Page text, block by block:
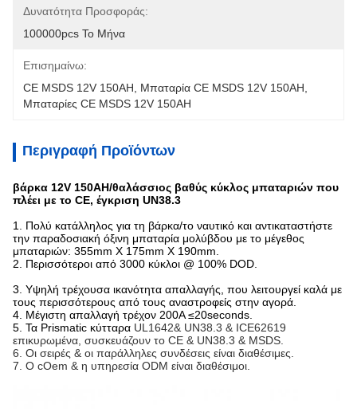
Δυνατότητα Προσφοράς:
100000pcs Το Μήνα
Επισημαίνω:
CE MSDS 12V 150AH
Μπαταρία CE MSDS 12V 150AH
Μπαταρίες CE MSDS 12V 150AH
Περιγραφή Προϊόντων
βάρκα 12V 150AH/θαλάσσιος βαθύς κύκλος μπαταριών που
πλέει με το CE, έγκριση UN38.3
1. Πολύ κατάλληλος για τη βάρκα/το ναυτικό και αντικαταστήστε
την παραδοσιακή όξινη μπαταρία μολύβδου με το μέγεθος
μπαταριών: 355mm X 175mm X 190mm.
2. Περισσότεροι από 3000 κύκλοι @ 100% DOD.
3. Υψηλή τρέχουσα ικανότητα απαλλαγής, που λειτουργεί καλά με
τους περισσότερους από τους αναστροφείς στην αγορά.
4. Μέγιστη απαλλαγή τρέχον 200A ≤20seconds.
5. Τα Prismatic κύτταρα UL1642& UN38.3 & ICE62619
επικυρωμένα, συσκευάζουν το CE & UN38.3 & MSDS.
6. Οι σειρές & οι παράλληλες συνδέσεις είναι διαθέσιμες.
7. Ο cOem & η υπηρεσία ODM είναι διαθέσιμοι.